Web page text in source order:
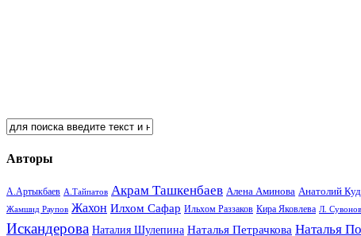
Авторы
А.Артыкбаев А.Тайпатов Акрам Ташкенбаев Алена Аминова Анатолий
Жамшид Раупов Жахон Илхом Сафар Ильхом Раззаков Кира Яковлева Л. Сувонов
Искандерова Наталия Шулепина Наталья Петрачкова Наталья